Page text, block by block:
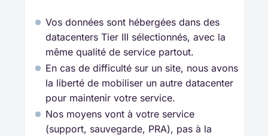
Vos données sont hébergées dans des
datacenters Tier III sélectionnés, avec la
même qualité de service partout.
En cas de difficulté sur un site, nous avons
la liberté de mobiliser un autre datacenter
pour maintenir votre service.
Nos moyens vont à votre service
(support, sauvegarde, PRA), pas à la